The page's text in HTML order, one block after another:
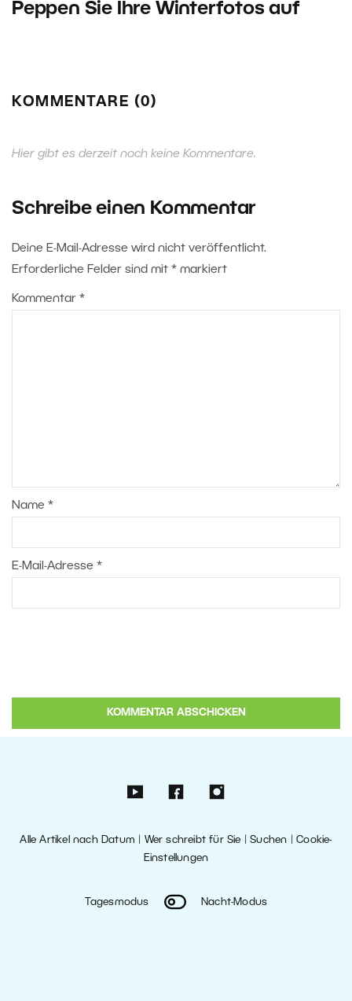
Peppen Sie Ihre Winterfotos auf
KOMMENTARE (0)
Hier gibt es derzeit noch keine Kommentare.
Schreibe einen Kommentar
Deine E-Mail-Adresse wird nicht veröffentlicht.
Erforderliche Felder sind mit * markiert
Kommentar *
Name *
E-Mail-Adresse *
Alle Artikel nach Datum Wer schreibt für Sie |Suchen |Cookie-
Einstellungen
Tagesmodus Nacht-Modus